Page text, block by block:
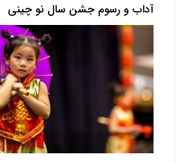
آداب و رسوم جشن سال نو چینی